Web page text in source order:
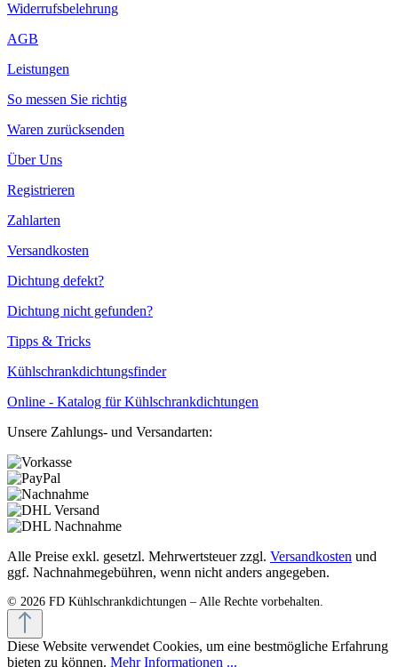
Widerrufsbelehrung
AGB
Leistungen
So messen Sie richtig
Waren zurücksenden
Über Uns
Registrieren
Zahlarten
Versandkosten
Dichtung defekt?
Dichtung nicht gefunden?
Tipps & Tricks
Kühlschrankdichtungsfinder
Online - Katalog für Kühlschrankdichtungen
Unsere Zahlungs- und Versandarten:
Alle Preise exkl. gesetzl. Mehrwertsteuer zzgl. Versandkosten und
ggf. Nachnahmegebühren, wenn nicht anders angegeben.
Diese Website verwendet Cookies, um eine bestmögliche Erfahrung
bieten zu können. Mehr Informationen ...